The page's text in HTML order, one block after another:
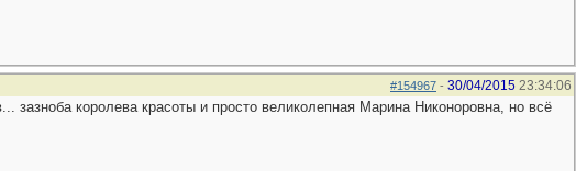
#154967 - 30/04/2015 23:34:06
зазноба королева красоты и просто великолепная Марина Никоноровна, но всё